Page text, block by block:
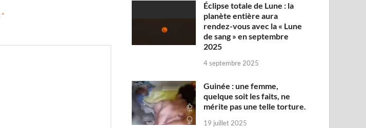
*
Éclipse totale de Lune : la
planète entière aura
rendez-vous avec la « Lune
de sang » en septembre
2025
4 septembre 2025
Guinée : une femme,
quelque soit les faits, ne
mérite pas une telle torture.
19 juillet 2025